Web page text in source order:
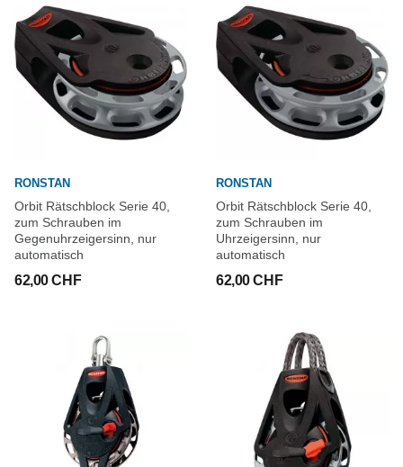
RONSTAN
Orbit Rätschblock Serie 40,
zum Schrauben im
Gegenuhrzeigersinn, nur
automatisch
62,00 CHF
RONSTAN
Orbit Rätschblock Serie 40,
zum Schrauben im
Uhrzeigersinn, nur
automatisch
62,00 CHF